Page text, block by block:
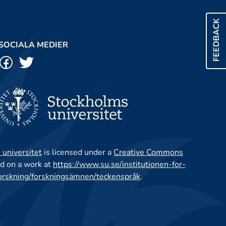
FEEDBACK
MEDIER
universitetis licensed under a Creative Commons
on a work at https://www.su.se/institutionen-for-
forskningsämnen/teckenspråk.